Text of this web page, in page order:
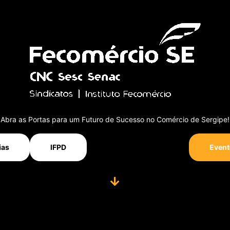
Abra as Portas para um Futuro de Sucesso no Comércio de Sergipe!
IFPD